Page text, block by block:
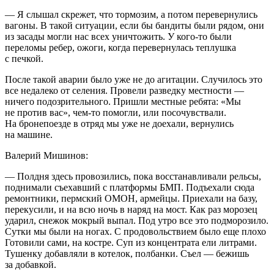
— Я слышал скрежет, что тормозим, а потом перевернулись
вагоны. В такой ситуации, если бы бандиты были рядом, они
из засады могли нас всех уничтожить. У кого-то были
переломы ребер, ожоги, когда перевернулась теплушка
с печкой.
После такой аварии было уже не до агитации. Случилось это
все недалеко от селения. Провели разведку местности —
ничего подозрительного. Пришли местные ребята: «Мы
не против вас», чем-то помогли, или посочувствали.
На бронепоезде в отряд мы уже не доехали, вернулись
на машине.
Валерий Мишинов:
— Полдня здесь провозились, пока восстанавливали рельсы,
поднимали съехавший с платформы БМП. Подъехали сюда
ремонтники, пермский ОМОН, армейцы. Приехали на базу,
перекусили, и на всю ночь в наряд на мост. Как раз морозец
ударил, снежок мокрый выпал. Под утро все это подморозило.
Сутки мы были на ногах. С продовольствием было еще плохо
Готовили сами, на костре. Суп из концентрата ели литрами.
Тушенку добавляли в котелок, полбанки. Съел — бежишь
за добавкой.